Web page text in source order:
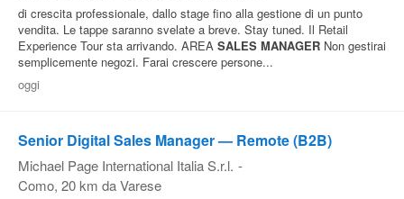
di crescita professionale, dallo stage fino alla gestione di un punto
vendita. Le tappe saranno svelate a breve. Stay tuned. Il Retail
Experience Tour sta arrivando. AREA SALES MANAGER Non gestirai
semplicemente negozi. Farai crescere persone...
oggi
Senior Digital Sales Manager — Remote (B2B)
Michael Page International Italia S.r.l. -
Como, 20 km da Varese